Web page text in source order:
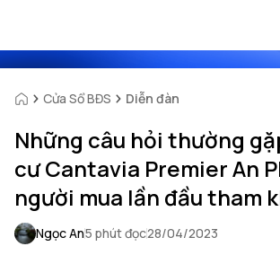
Cửa Sổ BĐS Diễn đàn
Những câu hỏi thường
cư Cantavia Premier An
người mua lần đầu tham
Ngọc An5 phút đọc28/04/2023